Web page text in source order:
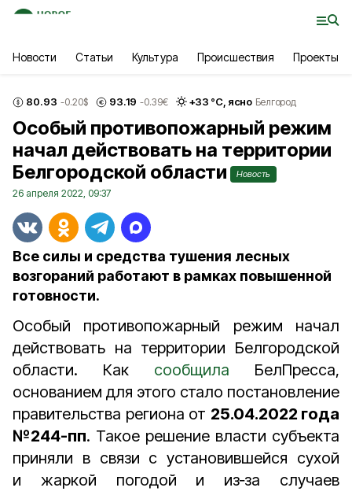
Новости Статьи Культура Происшествия Проекты
80.93 -0.20$ 93.19 -0.39€ +33 °С, ясно Белгород
Особый противопожарный режим
начал действовать на территории
Белгородской области
Новость
26 апреля 2022, 09:37
Все силы и средства тушения лесных
возгораний работают в рамках повышенной
готовности.
Особый противопожарный режим начал
действовать на территории Белгородской
области. Как сообщила БелПресса,
основанием для этого стало постановление
правительства региона от 25.04.2022 года
№244-пп. Такое решение власти субъекта
приняли в связи с установившейся сухой
и жаркой погодой и из‑за случаев